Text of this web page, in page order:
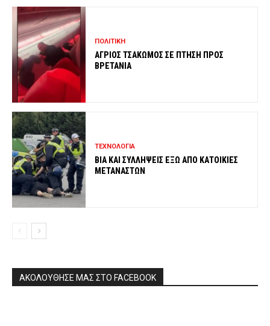
ΠΟΛΙΤΙΚΗ
ΑΓΡΙΟΣ ΤΣΑΚΩΜΟΣ ΣΕ ΠΤΗΣΗ ΠΡΟΣ
ΒΡΕΤΑΝΙΑ
ΤΕΧΝΟΛΟΓΙΑ
ΒΙΑ ΚΑΙ ΣΥΛΛΗΨΕΙΣ ΕΞΩ ΑΠΟ ΚΑΤΟΙΚΙΕΣ
ΜΕΤΑΝΑΣΤΩΝ
ΑΚΟΛΟΥΘΗΣΕ ΜΑΣ ΣΤΟ FACEBOOK